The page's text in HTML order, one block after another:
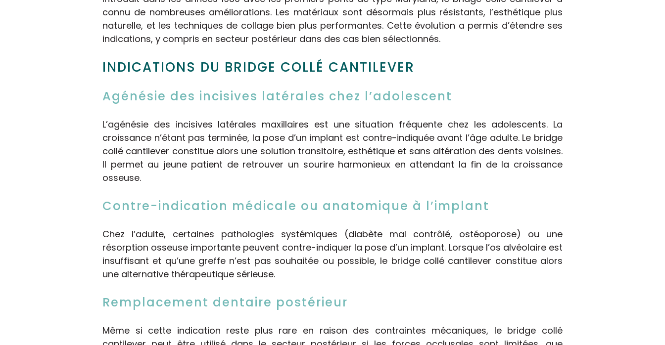
connu de nombreuses améliorations. Les matériaux sont désormais plus résistants, l’esthétique plus
naturelle, et les techniques de collage bien plus performantes. Cette évolution a permis d’étendre ses
indications, y compris en secteur postérieur dans des cas bien sélectionnés.
INDICATIONS DU BRIDGE COLLÉ CANTILEVER
Agénésie des incisives latérales chez l’adolescent
L’agénésie des incisives latérales maxillaires est une situation fréquente chez les adolescents. La
croissance n’étant pas terminée, la pose d’un implant est contre-indiquée avant l’âge adulte. Le bridge
collé cantilever constitue alors une solution transitoire, esthétique et sans altération des dents voisines.
Il permet au jeune patient de retrouver un sourire harmonieux en attendant la fin de la croissance
osseuse.
Contre-indication médicale ou anatomique à l’implant
Chez l’adulte, certaines pathologies systémiques (diabète mal contrôlé, ostéoporose) ou une
résorption osseuse importante peuvent contre-indiquer la pose d’un implant. Lorsque l’os alvéolaire est
insuffisant et qu’une greffe n’est pas souhaitée ou possible, le bridge collé cantilever constitue alors
une alternative thérapeutique sérieuse.
Remplacement dentaire postérieur
Même si cette indication reste plus rare en raison des contraintes mécaniques, le bridge collé